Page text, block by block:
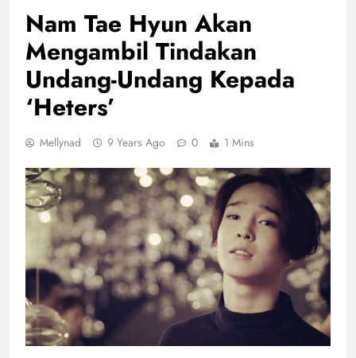
Nam Tae Hyun Akan
Mengambil Tindakan
Undang-Undang Kepada
‘Heters’
Mellynad 9 Years Ago 0 1 Mins